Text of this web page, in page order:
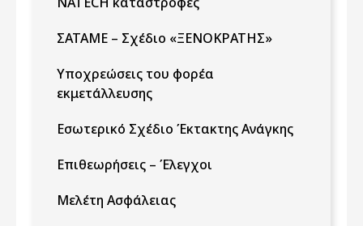
ΣΑΤΑΜΕ – Σχέδιο «ΞΕΝΟΚΡΑΤΗΣ»
Υποχρεώσεις του φορέα
εκμετάλλευσης
Εσωτερικό Σχέδιο Έκτακτης Ανάγκης
Επιθεωρήσεις – Έλεγχοι
Μελέτη Ασφάλειας